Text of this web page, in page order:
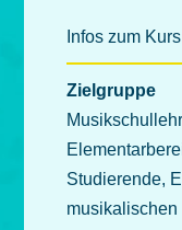
Infos zum
Zielgruppe
Studierende,